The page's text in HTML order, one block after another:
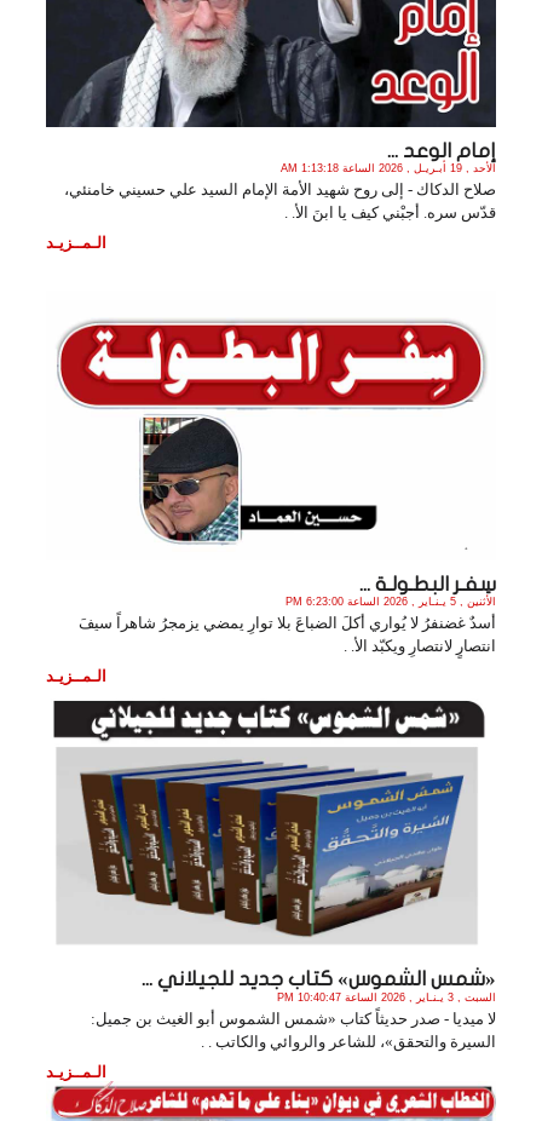
إمام الوعد ...
الأحد , 19 أبـريـل , 2026 الساعة 1:13:18 AM
صلاح الدكاك - إلى روح شهيد الأمة الإمام السيد علي حسيني خامنئي،
قدّس سره. أجبْني كيف يا ابنَ الأ. .
الـمــزيـد
سِفـر البطـولـة ...
الأثنين , 5 يـنـاير , 2026 الساعة 6:23:00 PM
أسدٌ غضنفرُ لا يُواري أكلَ الضباعَ بلا توارِ يمضي يزمجرُ شاهراً سيفَ
انتصارٍ لانتصارِ ويكبّد الأ. .
الـمــزيـد
«شمس الشموس» كتاب جديد للجيلاني ...
السبت , 3 يـنـاير , 2026 الساعة 10:40:47 PM
لا ميديا - صدر حديثاً كتاب «شمس الشموس أبو الغيث بن جميل:
السيرة والتحقق»، للشاعر والروائي والكاتب . .
الـمــزيـد